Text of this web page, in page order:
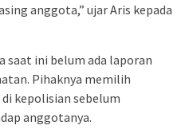
anggota,” ujar Aris kepada
saat ini belum ada laporan
Pihaknya memilih
kepolisian sebelum
anggotanya.